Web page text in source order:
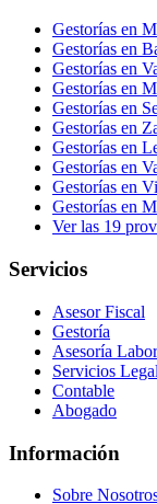
Gestorías en
Gestorías en
Gestorías en
Gestorías en
Gestorías en
Gestorías en
Gestorías en
Gestorías en
Gestorías en
Gestorías en
Ver las 19
Servicios
Asesor Fiscal
Gestoría
Asesoría
Servicios
Contable
Abogado
Información
Sobre